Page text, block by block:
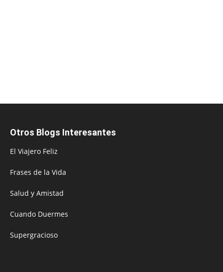
Otros Blogs Interesantes
El Viajero Feliz
Frases de la Vida
Salud y Amistad
Cuando Duermes
Supergracioso